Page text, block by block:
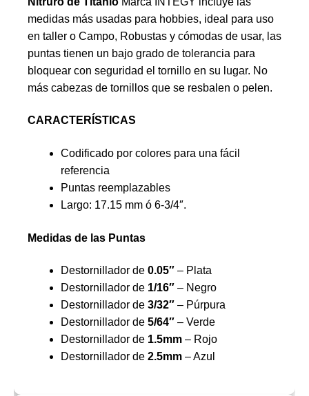
medidas más usadas para hobbies, ideal para uso
en taller o Campo, Robustas y cómodas de usar, las
puntas tienen un bajo grado de tolerancia para
bloquear con seguridad el tornillo en su lugar. No
más cabezas de tornillos que se resbalen o pelen.
CARACTERÍSTICAS
Codificado por colores para una fácil
referencia
Puntas reemplazables
Largo: 17.15 mm ó 6-3/4″.
Medidas de las Puntas
Destornillador de 0.05″ – Plata
Destornillador de 1/16″ – Negro
Destornillador de 3/32″ – Púrpura
Destornillador de 5/64″ – Verde
Destornillador de 1.5mm – Rojo
Destornillador de 2.5mm – Azul